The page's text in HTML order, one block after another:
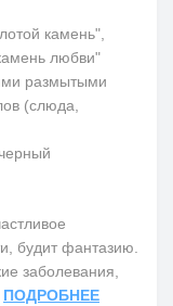
камень",
любви"
размытыми
(слюда,
будит фантазию.
заболевания,
ПОДРОБНЕЕ